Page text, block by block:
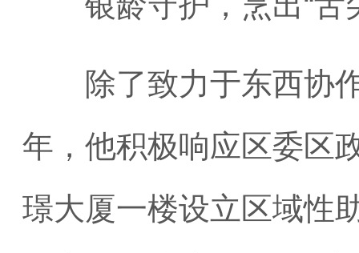
除了致力于东西协作
年，他积极响应区委区
璟大厦一楼设立区域性